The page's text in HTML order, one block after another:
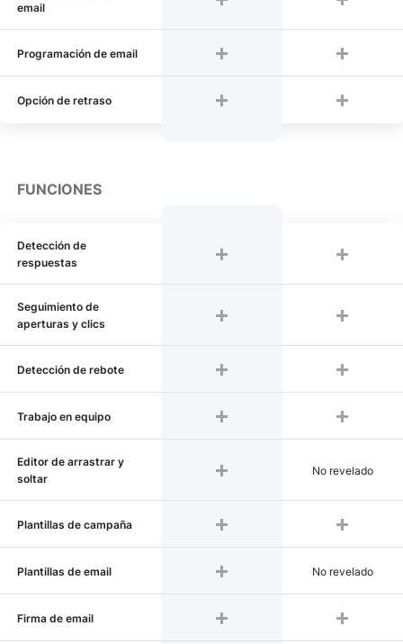
email
Programación de email
Opción de retraso
FUNCIONES
Detección de
respuestas
Seguimiento de
aperturas y clics
Detección de rebote
Trabajo en equipo
Editor de arrastrar y
soltar
No revelado
Plantillas de campaña
Plantillas de email No revelado
Firma de email